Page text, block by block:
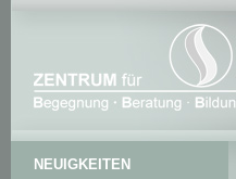
NEUIGKEITEN